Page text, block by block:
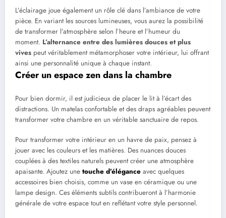
L’éclairage joue également un rôle clé dans l’ambiance de votre
pièce. En variant les sources lumineuses, vous aurez la possibilité
de transformer l’atmosphère selon l’heure et l’humeur du
moment. L’alternance entre des lumières douces et plus
vives peut véritablement métamorphoser votre intérieur, lui offrant
ainsi une personnalité unique à chaque instant.
Créer un espace zen dans la chambre
Pour bien dormir, il est judicieux de placer le lit à l’écart des
distractions. Un matelas confortable et des draps agréables peuvent
transformer votre chambre en un véritable sanctuaire de repos.
Pour transformer votre intérieur en un havre de paix, pensez à
jouer avec les couleurs et les matières. Des nuances douces
couplées à des textiles naturels peuvent créer une atmosphère
apaisante. Ajoutez une touche d’élégance avec quelques
accessoires bien choisis, comme un vase en céramique ou une
lampe design. Ces éléments subtils contribueront à l’harmonie
générale de votre espace tout en reflétant votre style personnel.